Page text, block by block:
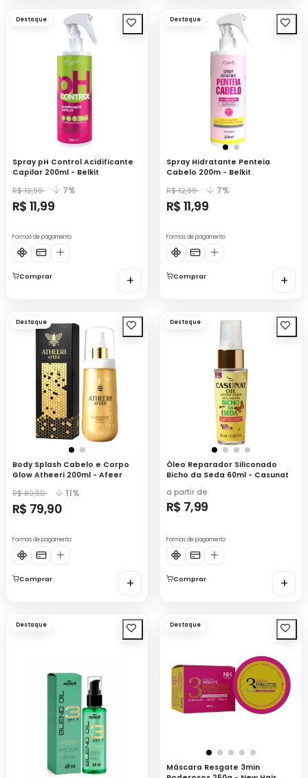
Destaque
Spray pH Control Acidificante
Capilar 200ml - Belkit
R$ 12,99 7%
R$ 11,99
Formas de pagamento
Comprar +
Destaque
Spray Hidratante Penteia
Cabelo 200m - Belkit
R$ 12,99 7%
R$ 11,99
Formas de pagamento
Comprar +
Destaque
Body Splash Cabelo e Corpo
Glow Atheeri 200ml - Afeer
R$ 89,90 11%
R$ 79,90
Formas de pagamento
Comprar +
Destaque
Óleo Reparador Siliconado
Bicho da Seda 60ml - Casunat
a partir de
R$ 7,99
Formas de pagamento
Comprar +
Destaque Destaque
Máscara Resgate 3min